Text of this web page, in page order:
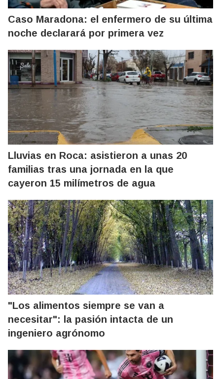
Caso Maradona: el enfermero de su última
noche declarará por primera vez
Lluvias en Roca: asistieron a unas 20
familias tras una jornada en la que
cayeron 15 milímetros de agua
"Los alimentos siempre se van a
necesitar": la pasión intacta de un
ingeniero agrónomo